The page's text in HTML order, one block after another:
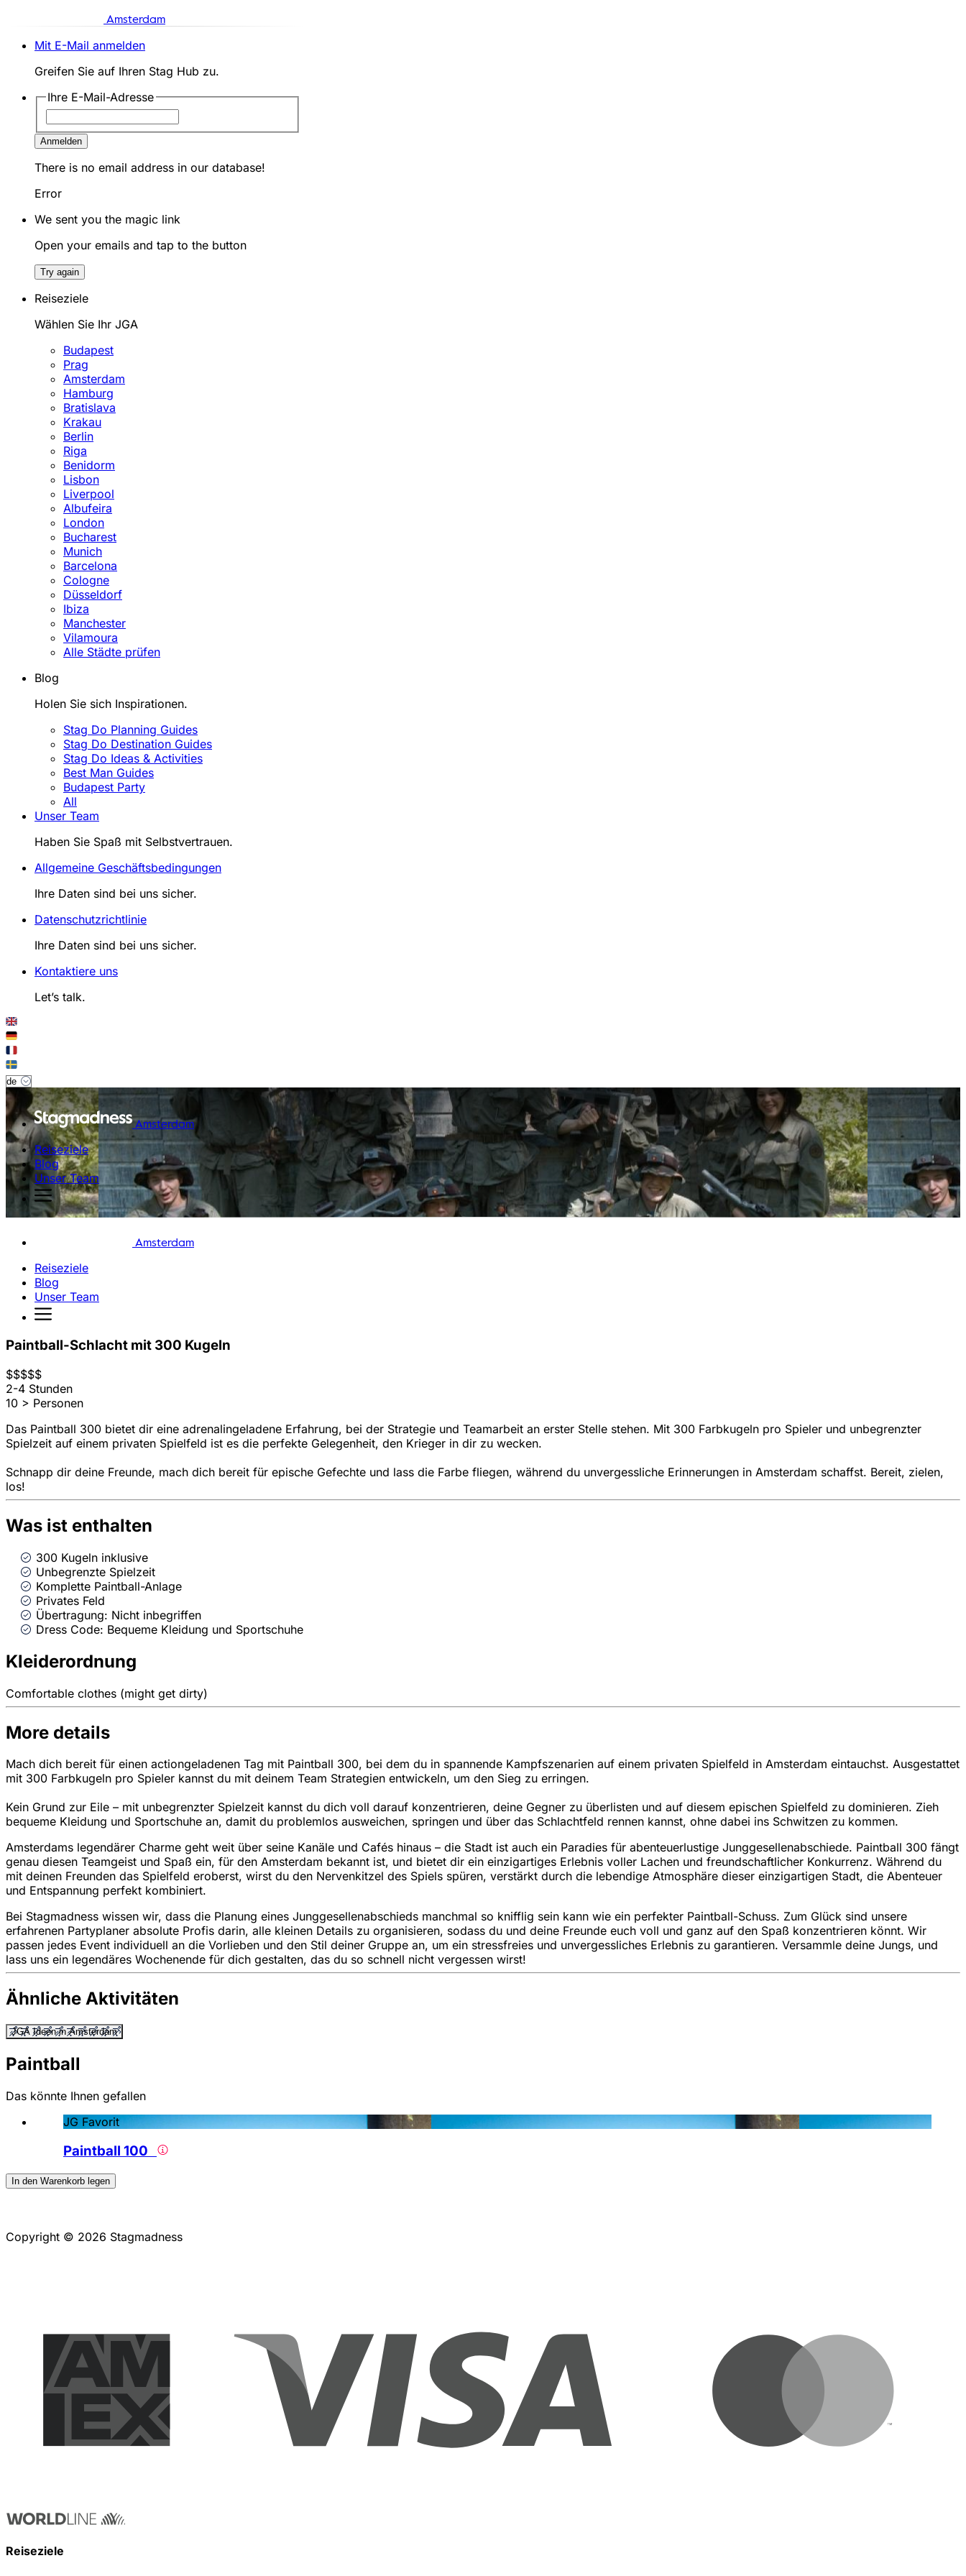
Amsterdam
Mit E-Mail anmelden
Greifen Sie auf Ihren Stag Hub zu.
Ihre E-Mail-Adresse
Anmelden
There is no email address in our database!
Error
We sent you the magic link
Open your emails and tap to the button
Try again
Reiseziele
Wählen Sie Ihr JGA
Budapest
Prag
Amsterdam
Hamburg
Bratislava
Krakau
Berlin
Riga
Benidorm
Lisbon
Liverpool
Albufeira
London
Bucharest
Munich
Barcelona
Cologne
Düsseldorf
Ibiza
Manchester
Vilamoura
Alle Städte prüfen
Blog
Holen Sie sich Inspirationen.
Stag Do Planning Guides
Stag Do Destination Guides
Stag Do Ideas & Activities
Best Man Guides
Budapest Party
All
Unser Team
Haben Sie Spaß mit Selbstvertrauen.
Allgemeine Geschäftsbedingungen
Ihre Daten sind bei uns sicher.
Datenschutzrichtlinie
Ihre Daten sind bei uns sicher.
Kontaktiere uns
Let’s talk.
Amsterdam
Reiseziele
Blog
Unser Team
Amsterdam
Reiseziele
Blog
Unser Team
Paintball-Schlacht mit 300 Kugeln
$$$$$
2-4 Stunden
10 > Personen
Das Paintball 300 bietet dir eine adrenalingeladene Erfahrung, bei der Strategie und Teamarbeit an erster Stelle stehen. Mit 300 Farbkugeln pro Spieler und unbegrenzter
Spielzeit auf einem privaten Spielfeld ist es die perfekte Gelegenheit, den Krieger in dir zu wecken.
Schnapp dir deine Freunde, mach dich bereit für epische Gefechte und lass die Farbe fliegen, während du unvergessliche Erinnerungen in Amsterdam schaffst. Bereit, zielen,
los!
Was ist enthalten
300 Kugeln inklusive
Unbegrenzte Spielzeit
Komplette Paintball-Anlage
Privates Feld
Übertragung: Nicht inbegriffen
Dress Code: Bequeme Kleidung und Sportschuhe
Kleiderordnung
Comfortable clothes (might get dirty)
More details
Mach dich bereit für einen actiongeladenen Tag mit Paintball 300, bei dem du in spannende Kampfszenarien auf einem privaten Spielfeld in Amsterdam eintauchst. Ausgestattet
mit 300 Farbkugeln pro Spieler kannst du mit deinem Team Strategien entwickeln, um den Sieg zu erringen.
Kein Grund zur Eile – mit unbegrenzter Spielzeit kannst du dich voll darauf konzentrieren, deine Gegner zu überlisten und auf diesem epischen Spielfeld zu dominieren. Zieh
bequeme Kleidung und Sportschuhe an, damit du problemlos ausweichen, springen und über das Schlachtfeld rennen kannst, ohne dabei ins Schwitzen zu kommen.
Amsterdams legendärer Charme geht weit über seine Kanäle und Cafés hinaus – die Stadt ist auch ein Paradies für abenteuerlustige Junggesellenabschiede. Paintball 300 fängt
genau diesen Teamgeist und Spaß ein, für den Amsterdam bekannt ist, und bietet dir ein einzigartiges Erlebnis voller Lachen und freundschaftlicher Konkurrenz. Während du
mit deinen Freunden das Spielfeld eroberst, wirst du den Nervenkitzel des Spiels spüren, verstärkt durch die lebendige Atmosphäre dieser einzigartigen Stadt, die Abenteuer
und Entspannung perfekt kombiniert.
Bei Stagmadness wissen wir, dass die Planung eines Junggesellenabschieds manchmal so knifflig sein kann wie ein perfekter Paintball-Schuss. Zum Glück sind unsere
erfahrenen Partyplaner absolute Profis darin, alle kleinen Details zu organisieren, sodass du und deine Freunde euch voll und ganz auf den Spaß konzentrieren könnt. Wir
passen jedes Event individuell an die Vorlieben und den Stil deiner Gruppe an, um ein stressfreies und unvergessliches Erlebnis zu garantieren. Versammle deine Jungs, und
lass uns ein legendäres Wochenende für dich gestalten, das du so schnell nicht vergessen wirst!
Ähnliche Aktivitäten
JGA Ideen in Amsterdam
Paintball
Das könnte Ihnen gefallen
JG Favorit
Paintball 100
In den Warenkorb legen
Copyright © 2026 Stagmadness
Reiseziele